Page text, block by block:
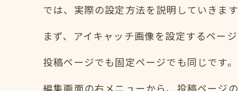
では、実際の設定方法を説明していきます
まず、アイキャッチ画像を設定するペー
投稿ページでも固定ページでも同じです。
編集画面の右メニューから、投稿ページ